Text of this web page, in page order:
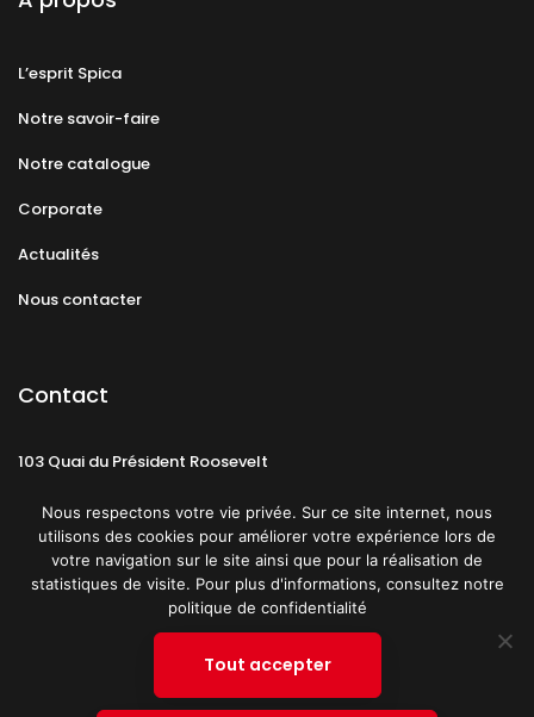
L’esprit Spica
Notre savoir-faire
Notre catalogue
Corporate
Actualités
Nous contacter
Contact
103 Quai du Président Roosevelt
CGU Politique de confidentialité
Nous respectons votre vie privée. Sur ce site internet, nous
utilisons des cookies pour améliorer votre expérience lors de
votre navigation sur le site ainsi que pour la réalisation de
statistiques de visite. Pour plus d'informations, consultez notre
politique de confidentialité
Tout accepter